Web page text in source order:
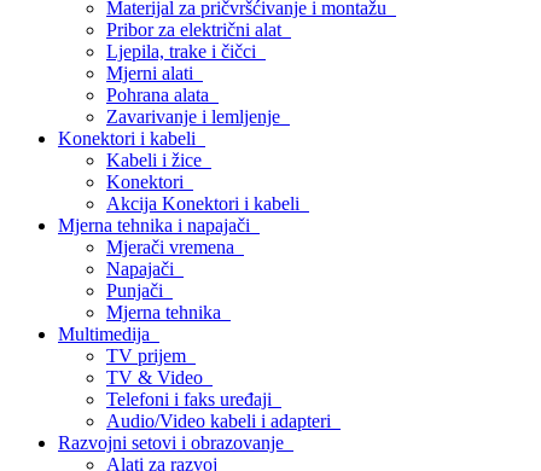
Materijal za pričvršćivanje i montažu
Pribor za električni alat
Ljepila, trake i čičci
Mjerni alati
Pohrana alata
Zavarivanje i lemljenje
Konektori i kabeli
Kabeli i žice
Konektori
Akcija Konektori i kabeli
Mjerna tehnika i napajači
Mjerači vremena
Napajači
Punjači
Mjerna tehnika
Multimedija
TV prijem
TV & Video
Telefoni i faks uređaji
Audio/Video kabeli i adapteri
Razvojni setovi i obrazovanje
Alati za razvoj